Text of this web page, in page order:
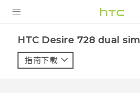
VIVE
HTC Desire 728 dual sim‎
指南下載